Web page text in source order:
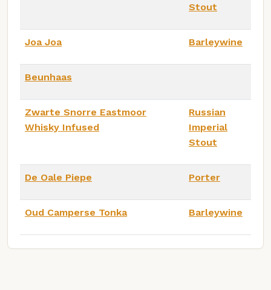
Stout
Joa Joa Barleywine
Beunhaas
Zwarte Snorre Eastmoor
Whisky Infused
Russian
Imperial
Stout
De Oale Piepe Porter
Oud Camperse Tonka Barleywine